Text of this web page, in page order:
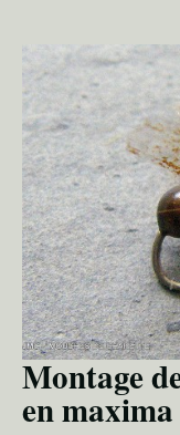
Montage
en maxima